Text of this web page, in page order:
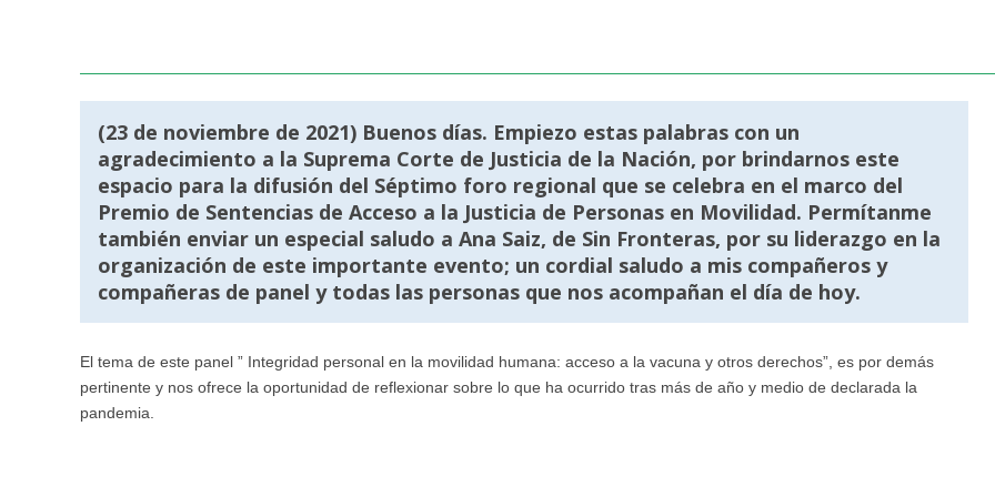
(23 de noviembre de 2021) Buenos días. Empiezo estas palabras con un
agradecimiento a la Suprema Corte de Justicia de la Nación, por brindarnos este
espacio para la difusión del Séptimo foro regional que se celebra en el marco del
Premio de Sentencias de Acceso a la Justicia de Personas en Movilidad. Permítanme
también enviar un especial saludo a Ana Saiz, de Sin Fronteras, por su liderazgo en la
organización de este importante evento; un cordial saludo a mis compañeros y
compañeras de panel y todas las personas que nos acompañan el día de hoy.
El tema de este panel ” Integridad personal en la movilidad humana: acceso a la vacuna y otros derechos”, es por demás
pertinente y nos ofrece la oportunidad de reflexionar sobre lo que ha ocurrido tras más de año y medio de declarada la
pandemia.